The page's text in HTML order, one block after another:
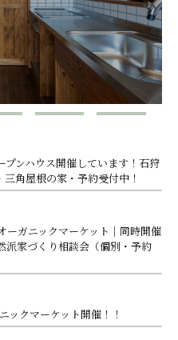
らす。
プンハウス開催しています！石狩
角屋根の家・予約受付中！
ーガニックマーケット｜同時開催
派家づくり相談会（個別・予約
ックマーケット開催！！